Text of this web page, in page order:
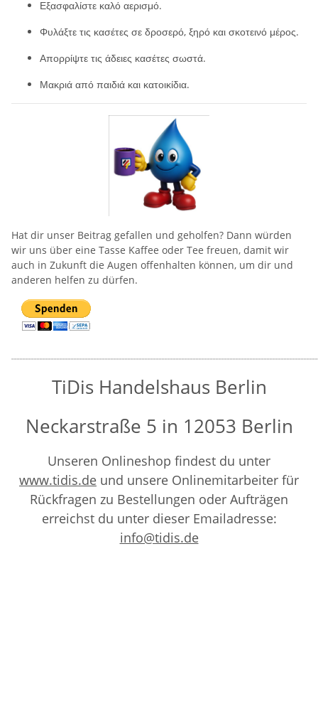
Εξασφαλίστε καλό αερισμό.
Φυλάξτε τις κασέτες σε δροσερό, ξηρό και σκοτεινό μέρος.
Απορρίψτε τις άδειες κασέτες σωστά.
Μακριά από παιδιά και κατοικίδια.
Hat dir unser Beitrag gefallen und geholfen? Dann würden
wir uns über eine Tasse Kaffee oder Tee freuen, damit wir
auch in Zukunft die Augen offenhalten können, um dir und
anderen helfen zu dürfen.
TiDis Handelshaus Berlin
Neckarstraße 5 in 12053 Berlin
Unseren Onlineshop findest du unter
www.tidis.de und unsere Onlinemitarbeiter für
Rückfragen zu Bestellungen oder Aufträgen
erreichst du unter dieser Emailadresse:
info@tidis.de